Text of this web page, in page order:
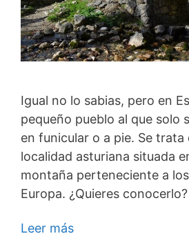
Igual no lo sabias, pero en
pequeño pueblo al que solo
en funicular o a pie. Se trata
localidad asturiana situada
montaña perteneciente a
Europa. ¿Quieres conocerlo?
Leer más